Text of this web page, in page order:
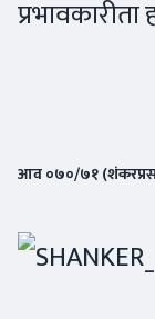
आव ०७०/७१